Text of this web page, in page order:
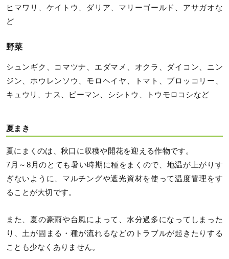
ヒマワリ、ケイトウ、ダリア、マリーゴールド、アサガオな
ど
野菜
シュンギク、コマツナ、エダマメ、オクラ、ダイコン、ニン
ジン、ホウレンソウ、モロヘイヤ、トマト、ブロッコリー、
キュウリ、ナス、ピーマン、シシトウ、トウモロコシなど
夏まき
夏にまくのは、秋口に収穫や開花を迎える作物です。
7月～8月のとても暑い時期に種をまくので、地温が上がりす
ぎないように、マルチングや遮光資材を使って温度管理をす
ることが大切です。
また、夏の豪雨や台風によって、水分過多になってしまった
り、土が固まる・種が流れるなどのトラブルが起きたりする
ことも少なくありません。